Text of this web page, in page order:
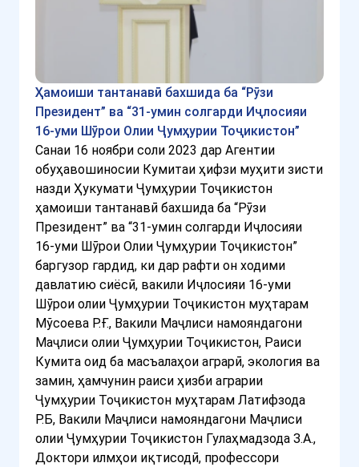
Ҳамоиши тантанавӣ бахшида ба “Рӯзи
Президент” ва “31-умин солгарди Иҷлосияи
16-уми Шӯрои Олии Ҷумҳурии Тоҷикистон”
Санаи 16 ноябри соли 2023 дар Агентии
обуҳавошиносии Кумитаи ҳифзи муҳити зисти
назди Ҳукумати Ҷумҳурии Тоҷикистон
ҳамоиши тантанавӣ бахшида ба “Рӯзи
Президент” ва “31-умин солгарди Иҷлосияи
16-уми Шӯрои Олии Ҷумҳурии Тоҷикистон”
баргузор гардид, ки дар рафти он ходими
давлатию сиёсӣ, вакили Иҷлосияи 16-уми
Шӯрои олии Ҷумҳурии Тоҷикистон муҳтарам
Мўсоева Р.Ғ., Вакили Маҷлиси намояндагони
Маҷлиси олии Ҷумҳурии Тоҷикистон, Раиси
Кумита оид ба масъалаҳои аграрӣ, экология ва
замин, ҳамчунин раиси ҳизби аграрии
Ҷумҳурии Тоҷикистон муҳтарам Латифзода
Р.Б, Вакили Маҷлиси намояндагони Маҷлиси
олии Ҷумҳурии Тоҷикистон Гулаҳмадзода З.А.,
Доктори илмҳои иқтисодӣ, профессори